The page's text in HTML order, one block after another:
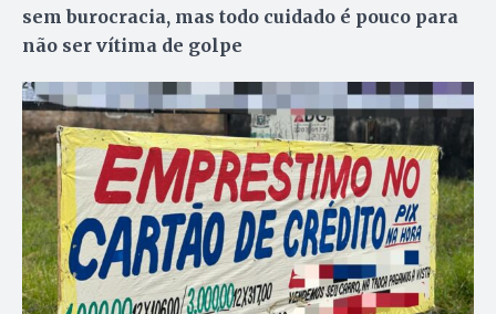
sem burocracia, mas todo cuidado é pouco para
não ser vítima de golpe